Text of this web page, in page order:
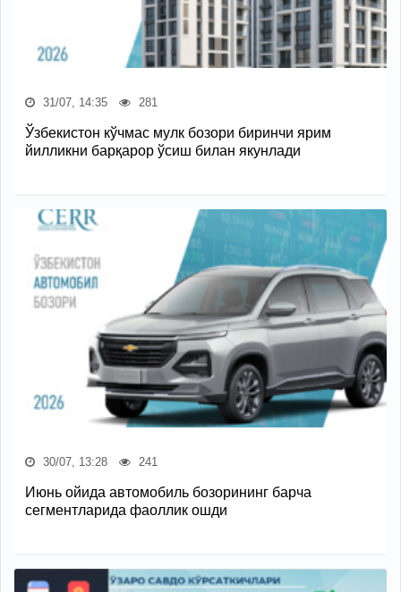
31/07, 14:35 281
Ўзбекистон кўчмас мулк бозори биринчи ярим
йилликни барқарор ўсиш билан якунлади
30/07, 13:28 241
Июнь ойида автомобиль бозорининг барча
сегментларида фаоллик ошди